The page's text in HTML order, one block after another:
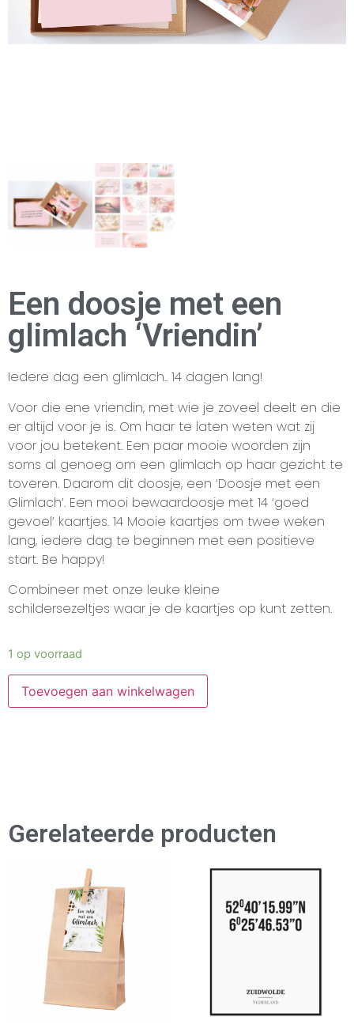
Een doosje met een
glimlach ‘Vriendin’
Iedere dag een glimlach.. 14 dagen lang!
Voor die ene vriendin, met wie je zoveel deelt en die
er altijd voor je is. Om haar te laten weten wat zij
voor jou betekent. Een paar mooie woorden zijn
soms al genoeg om een glimlach op haar gezicht te
toveren. Daarom dit doosje, een ‘Doosje met een
Glimlach’. Een mooi bewaardoosje met 14 ‘goed
gevoel’ kaartjes. 14 Mooie kaartjes om twee weken
lang, iedere dag te beginnen met een positieve
start. Be happy!
Combineer met onze leuke kleine
schildersezeltjes waar je de kaartjes op kunt zetten.
1 op voorraad
Toevoegen aan winkelwagen
Gerelateerde producten